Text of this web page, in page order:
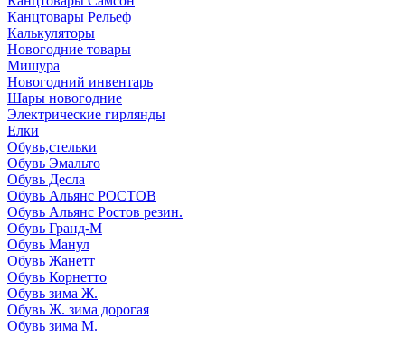
Канцтовары Рельеф
Калькуляторы
Новогодние товары
Мишура
Новогодний инвентарь
Шары новогодние
Электрические гирлянды
Елки
Обувь,стельки
Обувь Эмальто
Обувь Десла
Обувь Альянс РОСТОВ
Обувь Альянс Ростов резин.
Обувь Гранд-М
Обувь Манул
Обувь Жанетт
Обувь Корнетто
Обувь зима Ж.
Обувь Ж. зима дорогая
Обувь зима М.